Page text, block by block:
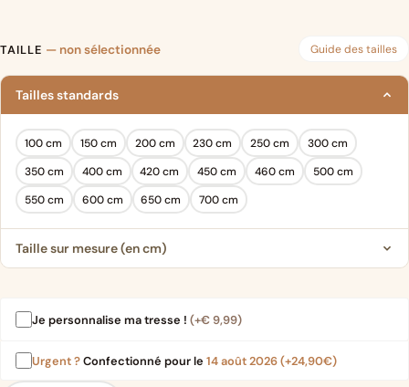
€ 219,99
TAILLE — non sélectionnée Guide des tailles
Tailles standards
100 cm 150 cm 200 cm 230 cm 250 cm
300 cm
350 cm
400 cm 420 cm 450 cm 460 cm
500 cm
550 cm
600 cm 650 cm 700 cm
Taille sur mesure (en cm)
Je personnalise ma tresse ! (+€9,99)
Urgent ? Confectionné pour le 14 août 2026 (+24,90€)